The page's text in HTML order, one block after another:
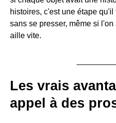
histoires, c'est une étape
sans se presser, même si
aille vite.
Les vrais
appel à des